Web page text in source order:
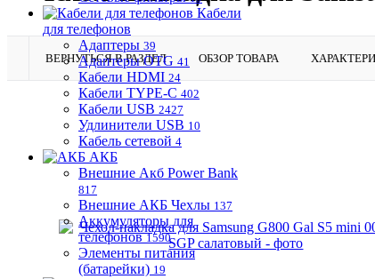
Кабели
для телефонов
Адаптеры 39
Адаптеры OTG 41
Кабели HDMI 24
Кабели TYPE-C 402
Кабели USB 2427
Удлинители USB 10
Кабель сетевой 4
АКБ
Внешние Акб Power Bank
817
Внешние АКБ Чехлы 137
Аккумуляторы для
телефонов 1590
Элементы питания
(батарейки) 19
ВЕРНУТЬСЯ В РАЗДЕЛ ОБЗОР ТОВАРА